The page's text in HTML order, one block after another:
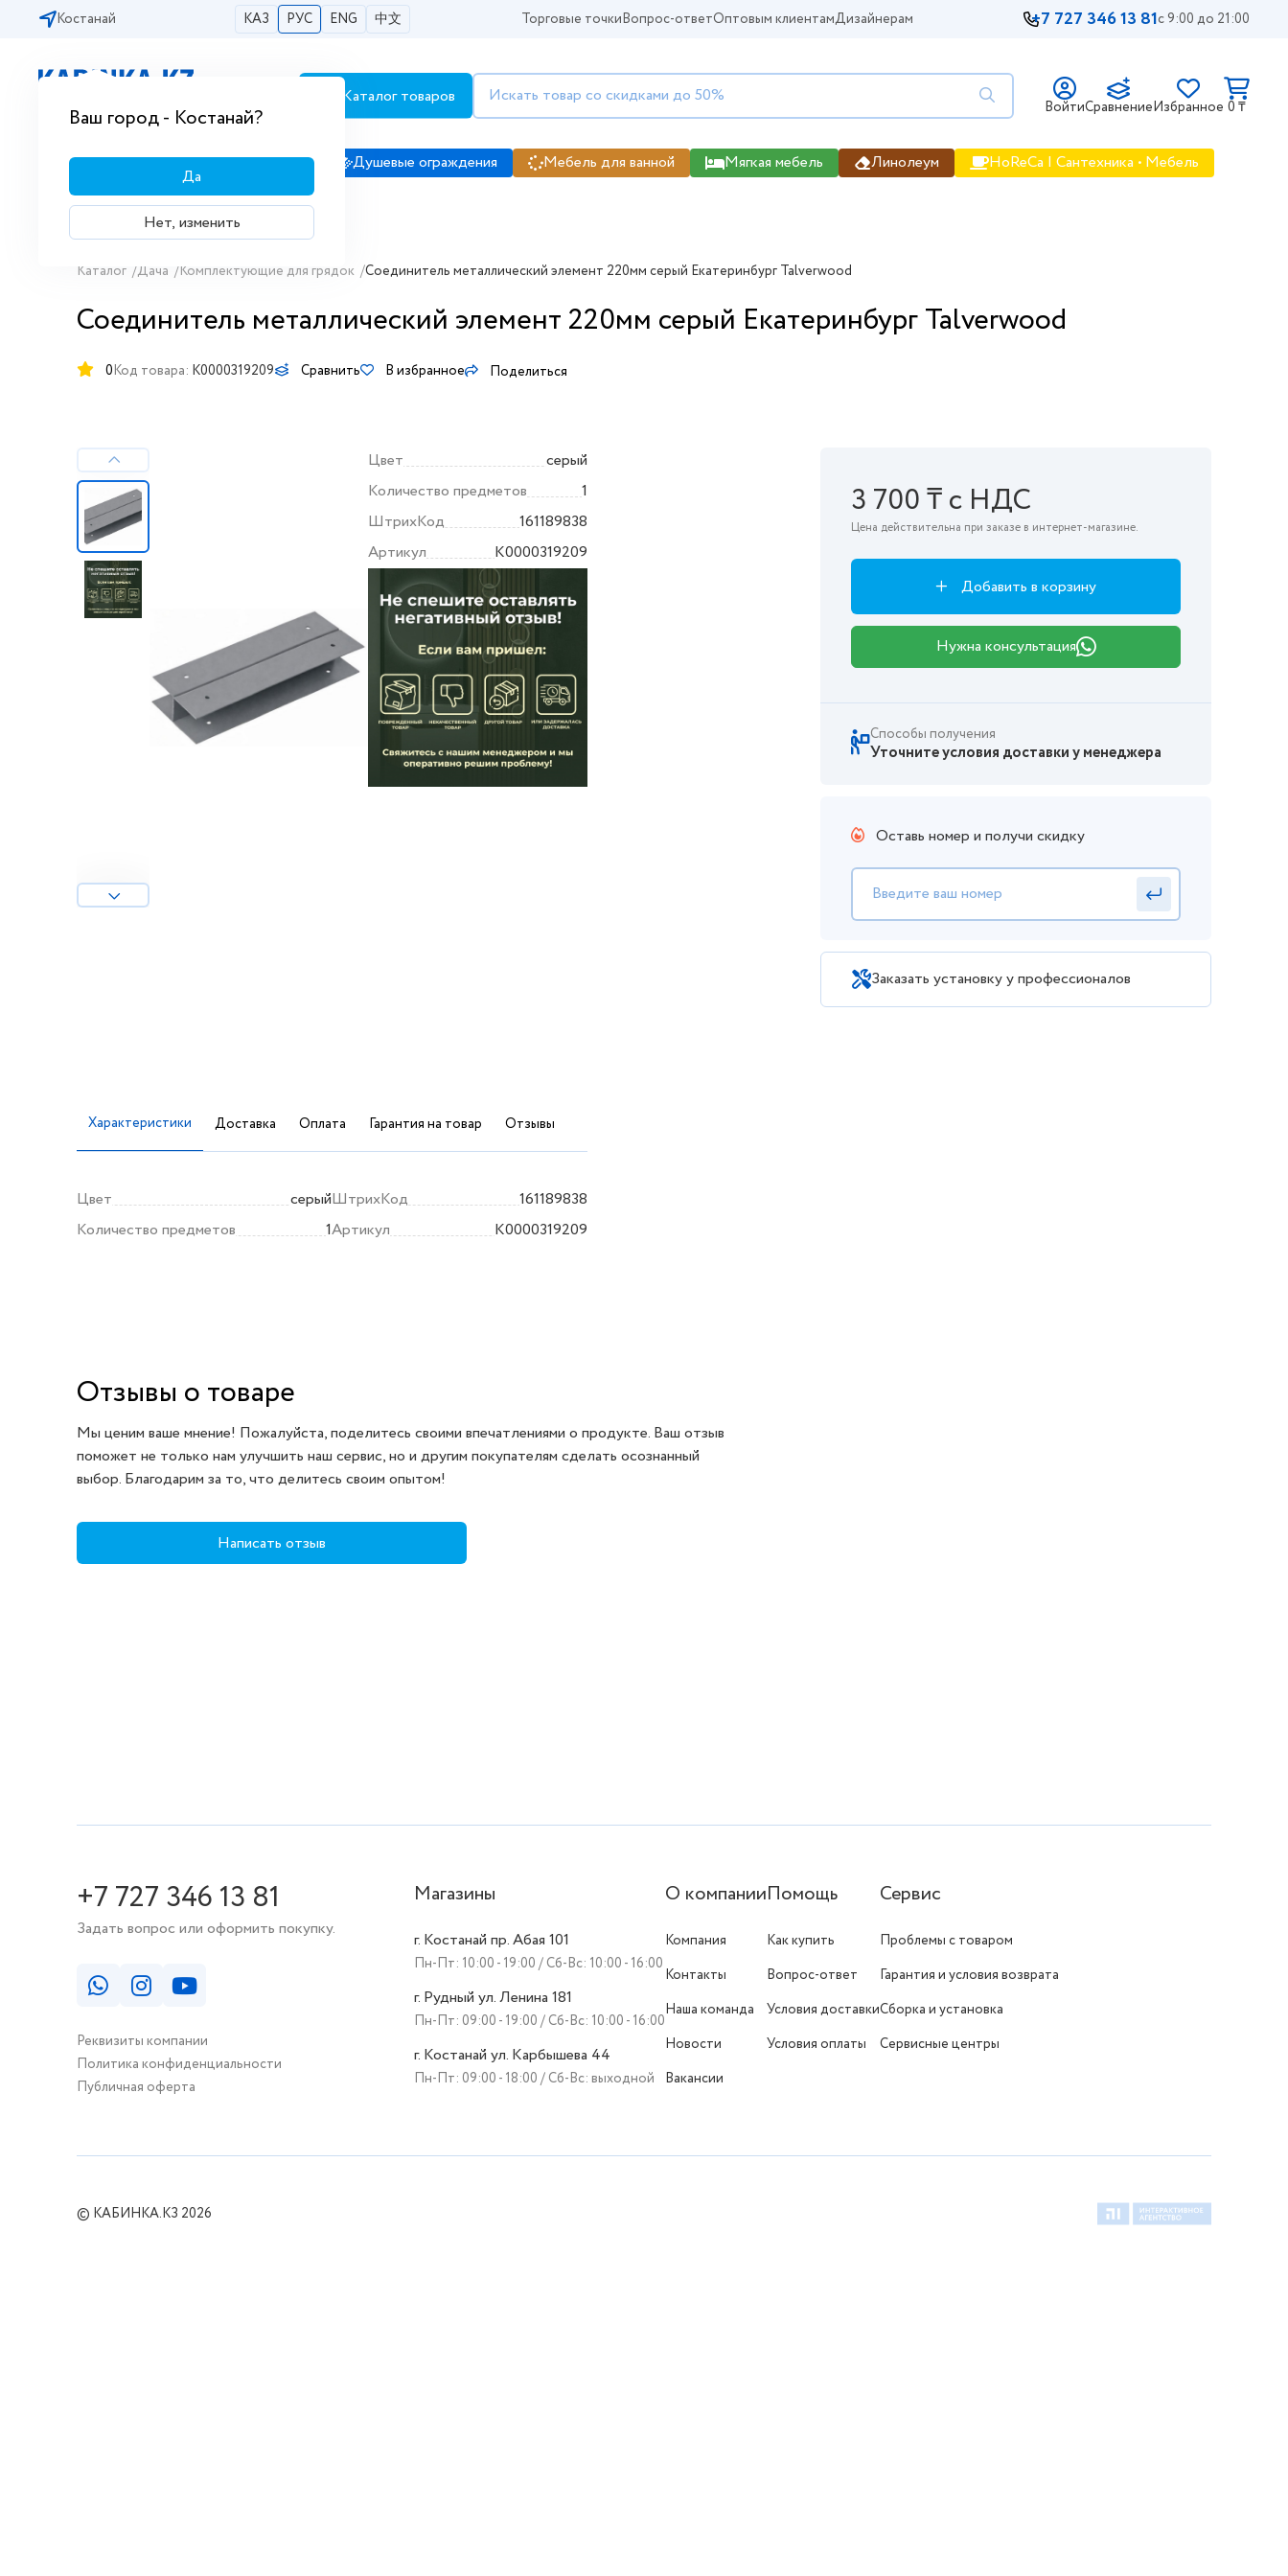
Костанай КАЗ РУС ENG 中文
Ваш город - Костанай?
Да
Нет, изменить
Торговые точкиВопрос-ответОптовым клиентамДизайнерам +7 727 346 13 81с 9:00 до 21:00
Бесплатная доставка по городам РК
Каталог товаров ВойтиСравнениеИзбранное 0 ₸
Сантехника Душевые кабины Душевые ограждения Мебель для ванной Мягкая мебель Линолеум HoReCa | Сантехника • Мебель
Каталог /Дача /Комплектующие для грядок /Соединитель металлический элемент 220мм серый Екатеринбург Talverwood
Соединитель металлический элемент 220мм серый Екатеринбург Talverwood
0Код товара: K0000319209 Сравнить В избранное Поделиться
Цвет
серый
Количество предметов
1
ШтрихКод
161189838
Артикул
K0000319209
3 700 ₸ с НДС
Цена действительна при заказе в интернет-магазине.
Добавить в корзину
Нужна консультация
Способы получения
Уточните условия доставки у менеджера
Оставь номер и получи скидку
Заказать установку у профессионалов
Характеристики Доставка Оплата Гарантия на товар Отзывы
Цвет
серый
Количество предметов
1
ШтрихКод
161189838
Артикул
K0000319209
Отзывы о товаре
Мы ценим ваше мнение! Пожалуйста, поделитесь своими впечатлениями о продукте. Ваш отзыв
поможет не только нам улучшить наш сервис, но и другим покупателям сделать осознанный
выбор. Благодарим за то, что делитесь своим опытом!
Написать отзыв
+7 727 346 13 81
Задать вопрос или оформить покупку.
Реквизиты компании
Политика конфиденциальности
Публичная оферта
Магазины
г. Костанай пр. Абая 101
Пн-Пт: 10:00 - 19:00 / Сб-Вс: 10:00 - 16:00
г. Рудный ул. Ленина 181
Пн-Пт: 09:00 - 19:00 / Сб-Вс: 10:00 - 16:00
г. Костанай ул. Карбышева 44
Пн-Пт: 09:00 - 18:00 / Сб-Вс: выходной
О компании
Компания
Контакты
Наша команда
Новости
Вакансии
Помощь
Как купить
Вопрос-ответ
Условия доставки
Условия оплаты
Сервис
Проблемы с товаром
Гарантия и условия возврата
Сборка и установка
Сервисные центры
© КАБИНКА.КЗ 2026